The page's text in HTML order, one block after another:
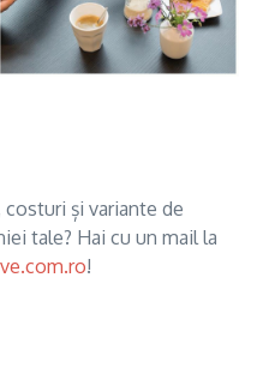
și variante de
tale? Hai cu un mail la
!